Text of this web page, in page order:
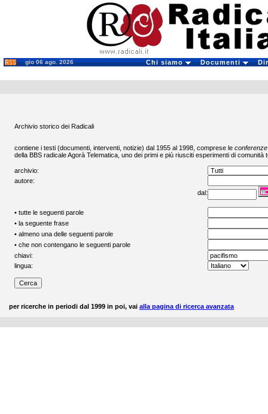
gio 06 ago. 2026 Chi siamo Documenti
Archivio storico dei Radicali
contiene i testi (documenti, interventi, notizie) dal 1955 al 1998, comprese le conferenze
della BBS radicaleAgorà Telematica , uno dei primi e più riusciti esperimenti di comunità
archivio:
autore:
dal:
• tutte le seguenti parole
• la seguente frase
• almeno una delle seguenti parole
• che non contengano le seguenti parole
chiavi:
lingua:
per ricerche in periodi dal 1999 in poi, vai alla pagina di ricerca avanzata